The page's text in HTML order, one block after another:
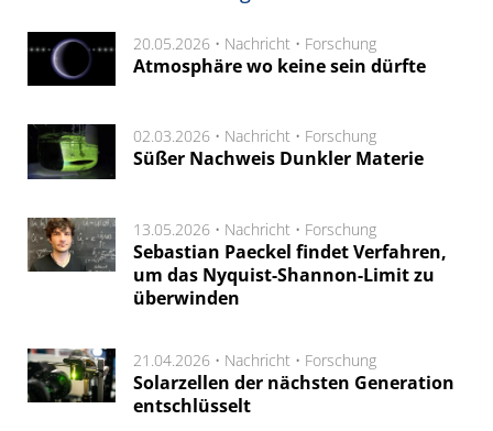
20.05.2026 • Nachricht • Forschung
Atmosphäre wo keine sein dürfte
02.03.2026 • Nachricht • Forschung
Süßer Nachweis Dunkler Materie
13.05.2026 • Nachricht • Forschung
Sebastian Paeckel findet Verfahren,
um das Nyquist-Shannon-Limit zu
überwinden
21.04.2026 • Nachricht • Forschung
Solarzellen der nächsten Generation
entschlüsselt